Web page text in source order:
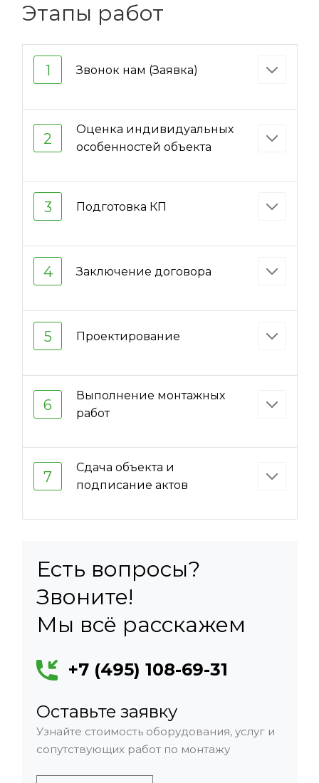
Этапы работ
1 Звонок нам (Заявка)
2
Оценка индивидуальных
особенностей объекта
3 Подготовка КП
4 Заключение договора
5 Проектирование
6
Выполнение монтажных
работ
7
Сдача объекта и
подписание актов
Есть вопросы?
Звоните!
Мы всё расскажем
+7 (495) 108-69-31
Оставьте заявку
Узнайте стоимость оборудования, услуг и
сопутствующих работ по монтажу